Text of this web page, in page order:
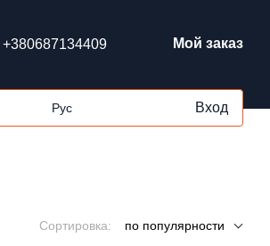
+380687134409 Мой заказ
Рус Вход
Сортировка: по популярности